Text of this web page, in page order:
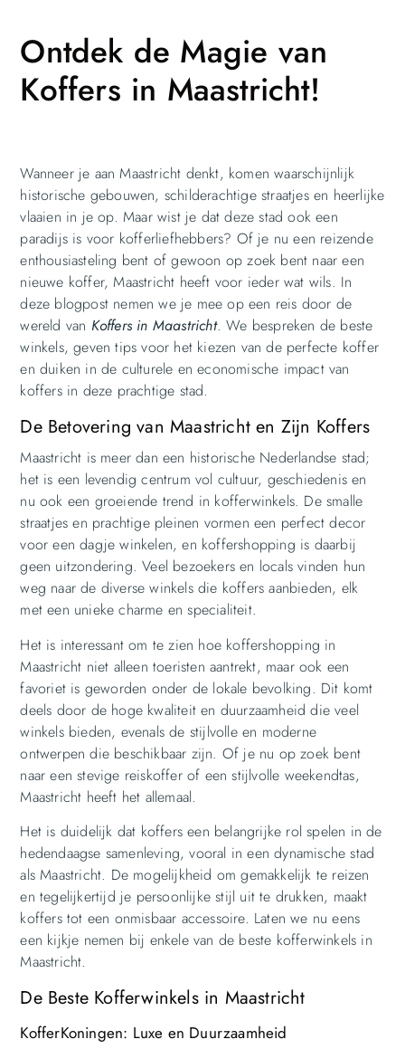
Ontdek de Magie van
Koffers in Maastricht!
Wanneer je aan Maastricht denkt, komen waarschijnlijk
historische gebouwen, schilderachtige straatjes en heerlijke
vlaaien in je op. Maar wist je dat deze stad ook een
paradijs is voor kofferliefhebbers? Of je nu een reizende
enthousiasteling bent of gewoon op zoek bent naar een
nieuwe koffer, Maastricht heeft voor ieder wat wils. In
deze blogpost nemen we je mee op een reis door de
wereld van Koffers in Maastricht. We bespreken de beste
winkels, geven tips voor het kiezen van de perfecte koffer
en duiken in de culturele en economische impact van
koffers in deze prachtige stad.
De Betovering van Maastricht en Zijn Koffers
Maastricht is meer dan een historische Nederlandse stad;
het is een levendig centrum vol cultuur, geschiedenis en
nu ook een groeiende trend in kofferwinkels. De smalle
straatjes en prachtige pleinen vormen een perfect decor
voor een dagje winkelen, en koffershopping is daarbij
geen uitzondering. Veel bezoekers en locals vinden hun
weg naar de diverse winkels die koffers aanbieden, elk
met een unieke charme en specialiteit.
Het is interessant om te zien hoe koffershopping in
Maastricht niet alleen toeristen aantrekt, maar ook een
favoriet is geworden onder de lokale bevolking. Dit komt
deels door de hoge kwaliteit en duurzaamheid die veel
winkels bieden, evenals de stijlvolle en moderne
ontwerpen die beschikbaar zijn. Of je nu op zoek bent
naar een stevige reiskoffer of een stijlvolle weekendtas,
Maastricht heeft het allemaal.
Het is duidelijk dat koffers een belangrijke rol spelen in de
hedendaagse samenleving, vooral in een dynamische stad
als Maastricht. De mogelijkheid om gemakkelijk te reizen
en tegelijkertijd je persoonlijke stijl uit te drukken, maakt
koffers tot een onmisbaar accessoire. Laten we nu eens
een kijkje nemen bij enkele van de beste kofferwinkels in
Maastricht.
De Beste Kofferwinkels in Maastricht
KofferKoningen: Luxe en Duurzaamheid